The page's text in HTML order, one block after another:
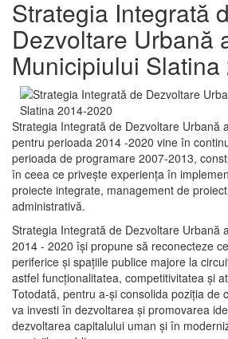
Strategia Integrată
Dezvoltare Urbană
Municipiului
Strategia Integrată de Dezvoltare Urbană
pentru perioada 2014 -2020 vine în
perioada de programare 2007-2013,
în ceea ce priveşte experienţa în
proiecte integrate, management de
administrativă.
Strategia Integrată de Dezvoltare Urbană
2014 - 2020 își propune să reconecteze
periferice şi spaţiile publice majore la
astfel funcţionalitatea, competitivitatea şi
Totodată, pentru a-şi consolida poziţia de
va investi în dezvoltarea şi promovarea
dezvoltarea capitalului uman şi în